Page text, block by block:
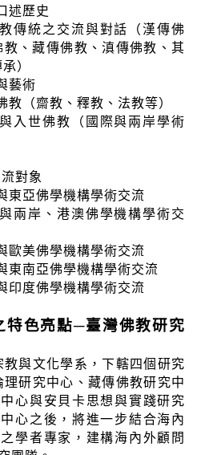
述歷史
傳統之交流與對話（漢傳佛
教、藏傳佛教、滇傳佛教、其
）
藝術
教（齋教、釋教、法教等）
入世佛教（國際與兩岸學術
對象
東亞佛學機構學術交流
兩岸、港澳佛學機構學術交
歐美佛學機構學術交流
東南亞佛學機構學術交流
印度佛學機構學術交流
特色亮點─臺灣佛教研究
教與文化學系，下轄四個研究
研究中心、藏傳佛教研究中
心與安貝卡思想與實踐研究
心之後，將進一步結合海內
學者專家，建構海內外顧問